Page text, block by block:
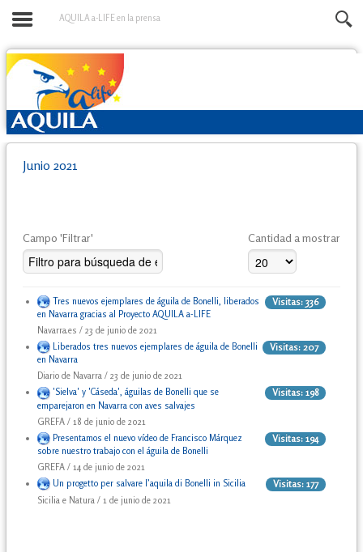
AQUILA a-LIFE en la prensa
Junio 2021
Campo 'Filtrar' Cantidad a mostrar
Visitas: 336
Tres nuevos ejemplares de águila de Bonelli, liberados
en Navarra gracias al Proyecto AQUILA a-LIFE
Navarra.es / 23 de junio de 2021
Visitas: 207
Liberados tres nuevos ejemplares de águila de Bonelli
en Navarra
Diario de Navarra / 23 de junio de 2021
Visitas: 198
'Sielva' y 'Cáseda', águilas de Bonelli que se
emparejaron en Navarra con aves salvajes
GREFA / 18 de junio de 2021
Visitas: 194
Presentamos el nuevo vídeo de Francisco Márquez
sobre nuestro trabajo con el águila de Bonelli
GREFA / 14 de junio de 2021
Visitas: 177
Un progetto per salvare l’aquila di Bonelli in Sicilia
Sicilia e Natura / 1 de junio de 2021